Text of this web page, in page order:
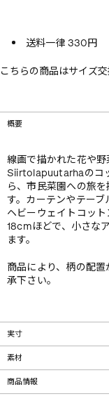
送料一律 330円
こちらの商品はサイズ
概要
線画で描かれた花や
Siirtolapuutarhaのコ
ら、市民菜園への旅
す。カーテンやテー
ヘビーウェイトコッ
18cmほどで、小さな
ます。
商品により、柄の配
承下さい。
実寸
素材
商品情報